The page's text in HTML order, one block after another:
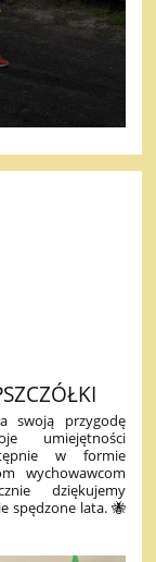
swoją przygodę
umiejętności
w formie
wychowawcom
dziękujemy
spędzone lata. 🐝